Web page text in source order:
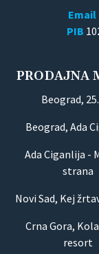
Email
PIB
PRODAJNA
Beograd,
Beograd, Ada
Ada Ciganlija -
strana
Novi Sad, Kej
Crna Gora,
resort